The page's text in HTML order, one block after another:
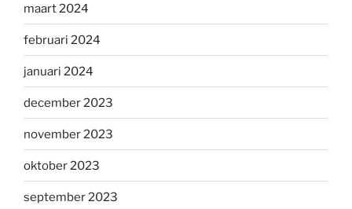
maart 2024
februari 2024
januari 2024
december 2023
november 2023
oktober 2023
september 2023